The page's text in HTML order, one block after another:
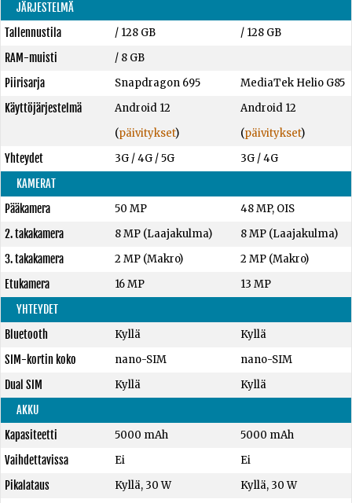
JÄRJESTELMÄ
Tallennustila
/ 128 GB / 128 GB
RAM-muisti
/ 8 GB
Piirisarja
Snapdragon 695
MediaTek Helio G85
Käyttöjärjestelmä
Android 12
(päivitykset)
Android 12
(päivitykset)
Yhteydet
3G / 4G / 5G
3G / 4G
KAMERAT
Pääkamera
50 MP
48 MP, OIS
2. takakamera
8 MP (Laajakulma)
8 MP (Laajakulma)
3. takakamera
2 MP (Makro)
2 MP (Makro)
Etukamera
16 MP
13 MP
YHTEYDET
Bluetooth
Kyllä
Kyllä
SIM-kortin koko
nano-SIM
nano-SIM
Dual SIM
Kyllä
Kyllä
AKKU
Kapasiteetti
5000 mAh
5000 mAh
Vaihdettavissa
Ei
Ei
Pikalataus
Kyllä, 30 W
Kyllä, 30 W